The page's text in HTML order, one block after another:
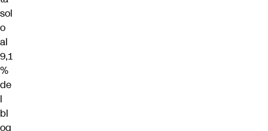
sol
o
al
9,1
%
de
l
bl
oq